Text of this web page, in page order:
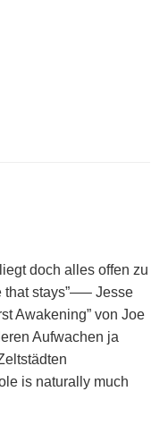
doch alles offen zu
stays”—– Jesse
Awakening” von Joe
Aufwachen ja
is naturally much